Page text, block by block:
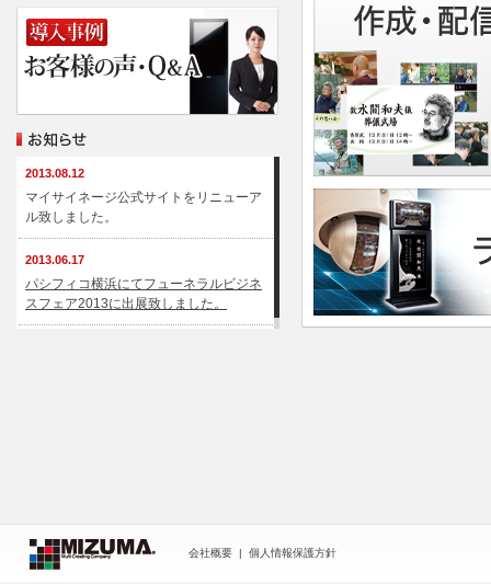
2013.08.12
マイサイネージ公式サイトをリニューア
ル致しました。
2013.06.17
パシフィコ横浜にてフューネラルビジネ
スフェア2013に出展致しました。
会社概要 | 個人情報保護方針